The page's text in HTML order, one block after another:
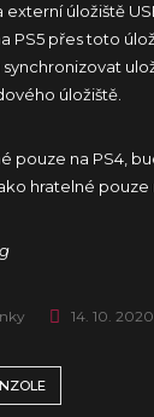
externí úložiště
PS5 přes toto
úložiště.
pouze na PS4,
hratelné pouze
14. 10. 2020